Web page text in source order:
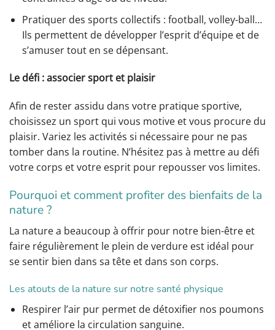
Pratiquer des sports collectifs : football, volley-ball…
Ils permettent de développer l’esprit d’équipe et de
s’amuser tout en se dépensant.
Le défi : associer sport et plaisir
Afin de rester assidu dans votre pratique sportive,
choisissez un sport qui vous motive et vous procure du
plaisir. Variez les activités si nécessaire pour ne pas
tomber dans la routine. N’hésitez pas à mettre au défi
votre corps et votre esprit pour repousser vos limites.
Pourquoi et comment profiter des bienfaits de la
nature ?
La nature a beaucoup à offrir pour notre bien-être et
faire régulièrement le plein de verdure est idéal pour
se sentir bien dans sa tête et dans son corps.
Les atouts de la nature sur notre santé physique
Respirer l’air pur permet de détoxifier nos poumons
et améliore la circulation sanguine.